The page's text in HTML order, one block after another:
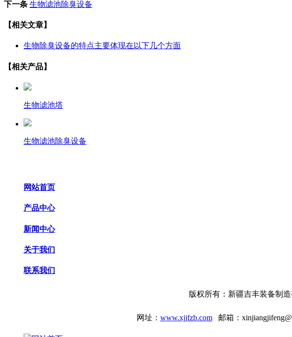
下一条 生物滤池除臭设备
【相关文章】
生物除臭设备的特点主要体现在以下几个方面
【相关产品】
生物滤池塔
生物滤池除臭设备
网站首页
产品中心
新闻中心
关于我们
联系我们
版权所有： 新疆吉丰装备制
网址： www.xjjfzb.com 邮箱：